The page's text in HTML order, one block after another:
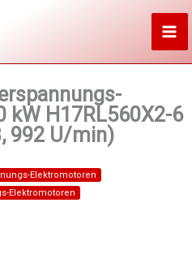
kW H17RL560X2-6
992 U/min)
Elektromotoren
Elektromotoren